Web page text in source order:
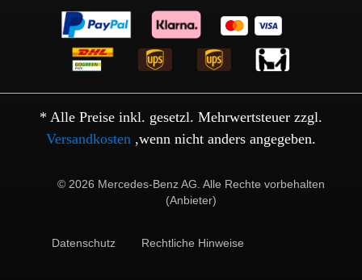
* Alle Preise inkl. gesetzl. Mehrwertsteuer zzgl.
Versandkosten ,wenn nicht anders angegeben.
© 2026 Mercedes-Benz AG. Alle Rechte vorbehalten
(Anbieter)
Datenschutz Rechtliche Hinweise